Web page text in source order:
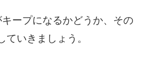
ープになるかどうか、その
ていきましょう。